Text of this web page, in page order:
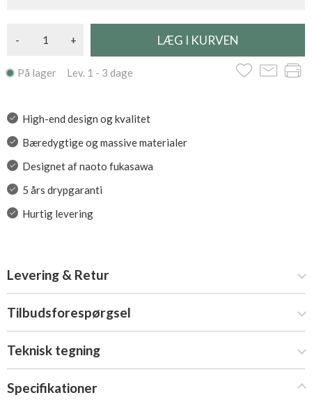
- +
På lager Lev. 1 - 3 dage
High-end design og kvalitet
Bæredygtige og massive materialer
Designet af naoto fukasawa
5 års drypgaranti
Hurtig levering
Levering & Retur
Tilbudsforespørgsel
Teknisk tegning
Specifikationer